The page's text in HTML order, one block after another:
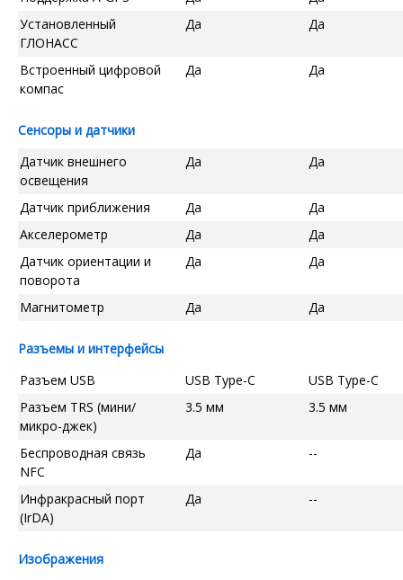
Установленный
ГЛОНАСС
Да Да
Встроенный цифровой
компас
Да Да
Сенсоры и датчики
Датчик внешнего
освещения
Да Да
Датчик приближения Да
Да
Акселерометр
Да
Да
Датчик ориентации и
поворота
Да Да
Магнитометр Да Да
Разъемы и интерфейсы
Разъем USB
USB Type-C
USB Type-C
Разъем TRS (мини/
микро-джек)
3.5 мм 3.5 мм
Беспроводная связь
NFC
Да --
Инфракрасный порт
(IrDA)
Да --
Изображения